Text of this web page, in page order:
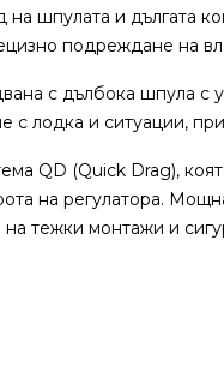
шпулата и дългата
подреждане на
с дълбока шпула с
с лодка и ситуации,
QD (Quick Drag),
на регулатора.
на тежки монтажи и